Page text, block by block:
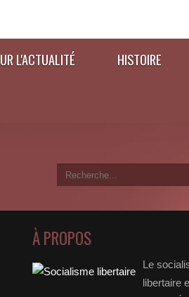
L'ACTUALITÉ HISTOIRE
À PROPOS
Le
libertaire